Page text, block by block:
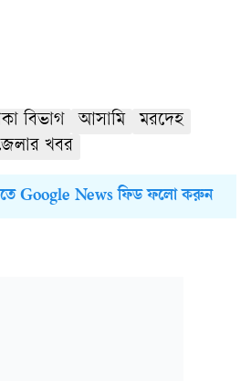
বিভাগ আসামি
মরদেহ
খবর
Google News ফিড ফলো করুন